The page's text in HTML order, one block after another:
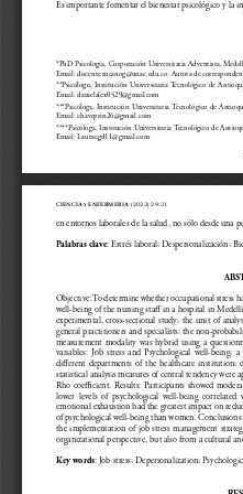
Es importante fomentar el bienestar psicológico y la
*PhD Psicología, Corporación Universitaria Adventista,
Email: docente.mcanog@unac.edu.co  Autora de
**Psicólogo,  Institución  Universitaria  Tecnológico  de
Email: danielalex0529@gmail.com
***Psicóloga, Institución Universitaria Tecnológico de
Email: chaveprin26@gmail.com
****Psicóloga, Institución Universitaria Tecnológico de
Email: Lauracgd11@gmail.com
CIENCIA y ENFERMERIA (2023) 29:31
en entornos laborales de la salud, no sólo desde una
Palabras clave: Estrés laboral; Despersonalización;
Objective: To determine whether occupational stress
well-being of the nursing staff in a hospital in
experimental, cross-sectional study; the unit of
general practitioners and specialists; the non-
measurement  modality  was  hybrid  using  a
variables:  Job  stress  and  Psychological  well-being;
different  departments  of  the  healthcare  institution;
statistical analysis measures of central tendency were
Rho coefficient. Results: Participants showed
lower  levels  of  psychological  well-being  correlated
emotional exhaustion had the greatest impact on
of psychological well-being than women.
the implementation of job stress management
organizational perspective, but also from a cultural
Key words: Job stress; Depersonalization;